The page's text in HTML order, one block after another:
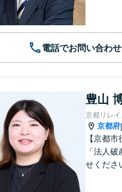
電話でお問い合わせ
豊山
京都リレ
京都府|
【京都
「法人
せくださ